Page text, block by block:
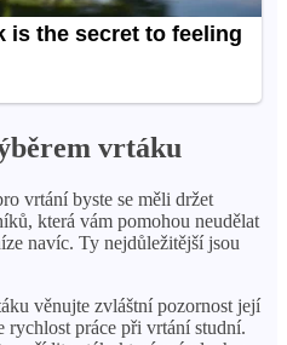
vrtáku
vrtání byste se měli držet
která vám pomohou neudělat
navíc. Ty nejdůležitější jsou
věnujte zvláštní pozornost její
rychlost práce při vrtání studní.